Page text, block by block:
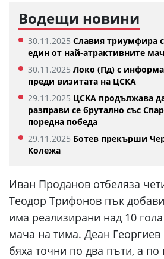
Водещи новини
30.11.2025 Славия триумфира
един от най-атрактивните
30.11.2025 Локо (Пд) с
преди визитата на ЦСКА
29.11.2025 ЦСКА продължава
разправи се брутално със
поредна победа
29.11.2025 Ботев прекърши
Колежа
Иван Проданов отбеляза
Теодор Трифонов пък
има реализирани над 10
мача на тима. Деан Георгиев
бяха точни по два пъти, а